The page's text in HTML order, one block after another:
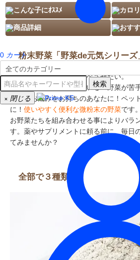
0 カート
検索
× 閉じる
こんな子にｵｽｽﾒ カロ
商品詳細 おす
粉末野菜「野菜de元気シリーズ
いろんな種類の野菜を食べさせたい。
離乳食や介護食を作っている・野菜が苦
そんなお悩みをお持ちのあなたに！ペッ
に！ 使いやすく便利な微粉末の野菜です。
お野菜たちを組み合わせる事によりバラ
す。薬やサプリメントに頼る前に、毎日
てみませんか？
全部で３種類！